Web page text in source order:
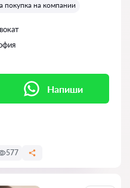
покупка на компании
Напиши
577